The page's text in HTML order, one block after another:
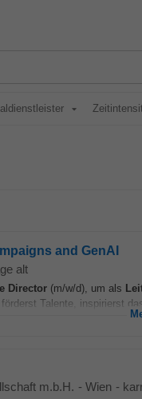
and GenAI
alt
Director (m/w/d), um als
Talente, inspirierst
m.b.H. - Wien -